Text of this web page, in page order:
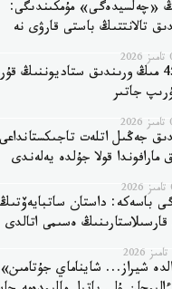
«چەلسيدەگى» مۇمكىندىگى:
تالانتتىڭ باستى قارۋى نە
الماتىدا 45 مىڭ ورىندىق ستاديوننىڭ
جاتىر
جەڭىل اتلەت تاجىكستانداعى
مارافوندا قولا جۇلدە يەلەندى
باسەكە: داستان
ەسىمى اتالدى
شيراز... شايناماي